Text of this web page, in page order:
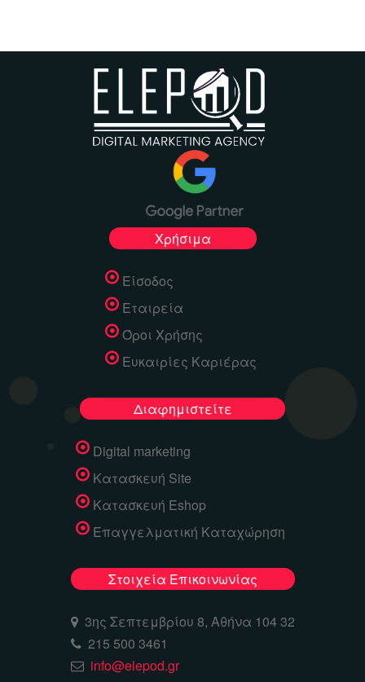
Χρήσιμα
Είσοδος
Εταιρεία
Όροι Χρήσης
Ευκαιρίες Καριέρας
Διαφημιστείτε
Digital marketing
Κατασκευή Site
Κατασκευή Eshop
Επαγγελματική Καταχώρηση
Στοιχεία Επικοινωνίας
3ης Σεπτεμβρίου 8, Αθήνα 104 32
215 500 3461
info@elepod.gr